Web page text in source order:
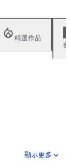
精選作品
顯示更多